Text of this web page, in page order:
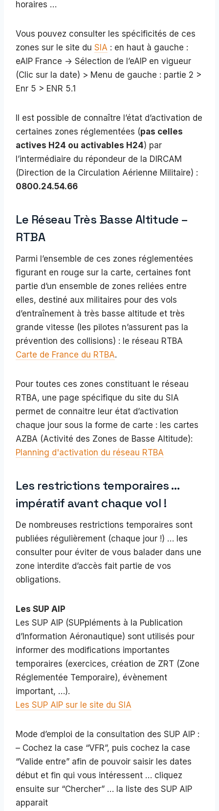
horaires …
Vous pouvez consulter les spécificités de ces
zones sur le site du SIA : en haut à gauche :
eAIP France -> Sélection de l’eAIP en vigueur
(Clic sur la date) > Menu de gauche : partie 2 >
Enr 5 > ENR 5.1
Il est possible de connaître l’état d’activation de
certaines zones réglementées (pas celles
actives H24 ou activables H24) par
l’intermédiaire du répondeur de la DIRCAM
(Direction de la Circulation Aérienne Militaire) :
0800.24.54.66
Le Réseau Très Basse Altitude –
RTBA
Parmi l’ensemble de ces zones réglementées
figurant en rouge sur la carte, certaines font
partie d’un ensemble de zones reliées entre
elles, destiné aux militaires pour des vols
d’entraînement à très basse altitude et très
grande vitesse (les pilotes n’assurent pas la
prévention des collisions) : le réseau RTBA
Carte de France du RTBA.
Pour toutes ces zones constituant le réseau
RTBA, une page spécifique du site du SIA
permet de connaitre leur état d’activation
chaque jour sous la forme de carte : les cartes
AZBA (Activité des Zones de Basse Altitude):
Planning d'activation du réseau RTBA
Les restrictions temporaires …
impératif avant chaque vol !
De nombreuses restrictions temporaires sont
publiées régulièrement (chaque jour !) … les
consulter pour éviter de vous balader dans une
zone interdite d’accès fait partie de vos
obligations.
Les SUP AIP
Les SUP AIP (SUPpléments à la Publication
d’Information Aéronautique) sont utilisés pour
informer des modifications importantes
temporaires (exercices, création de ZRT (Zone
Réglementée Temporaire), évènement
important, …).
Les SUP AIP sur le site du SIA
Mode d’emploi de la consultation des SUP AIP :
– Cochez la case “VFR”, puis cochez la case
“Valide entre” afin de pouvoir saisir les dates
début et fin qui vous intéressent … cliquez
ensuite sur “Chercher” … la liste des SUP AIP
apparait